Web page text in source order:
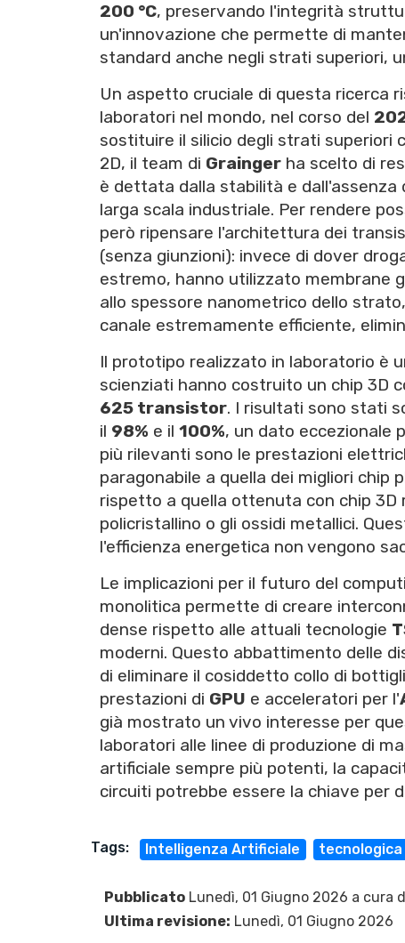
200 °C, preservando l'integrità
un'innovazione che permette di
standard anche negli strati superiori,
Un aspetto cruciale di questa ricerca
laboratori nel mondo, nel corso del
sostituire il silicio degli strati superiori
2D, il team di Grainger ha scelto di
è dettata dalla stabilità e
larga scala industriale. Per rendere
però ripensare l'architettura dei
(senza giunzioni): invece di dover
estremo, hanno utilizzato membrane
allo spessore nanometrico dello
canale estremamente efficiente,
Il prototipo realizzato in laboratorio è
scienziati hanno costruito un chip 3D
625 transistor. I risultati sono stati
il 98% e il 100%, un dato eccezionale
più rilevanti sono le prestazioni
paragonabile a quella dei migliori chip
rispetto a quella ottenuta con chip
policristallino o gli ossidi metallici.
l'efficienza energetica non vengono
Le implicazioni per il futuro del
monolitica permette di creare
dense rispetto alle attuali tecnologie
moderni. Questo abbattimento delle
di eliminare il cosiddetto collo di
prestazioni di GPU e acceleratori per l'
già mostrato un vivo interesse per
laboratori alle linee di produzione di
artificiale sempre più potenti, la
circuiti potrebbe essere la chiave per
Tags: Intelligenza Artificiale tecnologica
Pubblicato Lunedì, 01 Giugno 2026 a cura
Ultima revisione: Lunedì, 01 Giugno 2026